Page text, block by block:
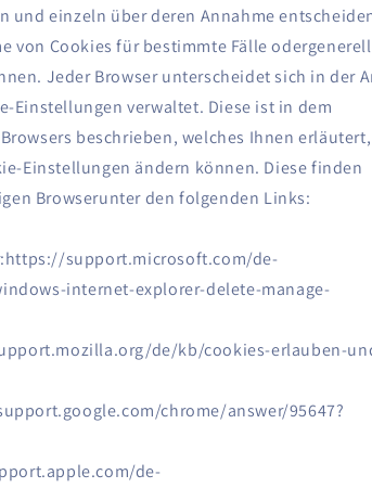
und einzeln über deren Annahme
von Cookies für bestimmte Fälle odergenerell
Jeder Browser unterscheidet sich in der
Einstellungen verwaltet. Diese ist in dem
beschrieben, welches Ihnen erläutert,
Einstellungen ändern können. Diese finden
Browserunter den folgenden Links:
support.microsoft.com/de-
internet-explorer-delete-manage-
de/kb/cookies-erlauben-
chrome/answer/95647?
de-